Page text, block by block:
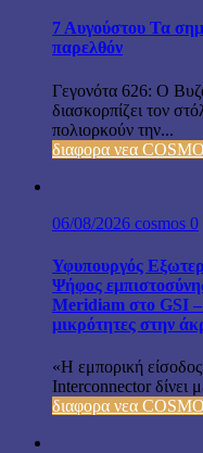
7 Αυγούστου Τα
παρελθόν
Γεγονότα 626: Ο
διασκορπίζει τον
πολιορκούν την...
διαφορα νεα
06/08/2026 cosmos 0
Υφυπουργός
Ψήφος
Meridiam στο GSI –
μικρότητες στην
«Η εμπορική
Interconnector δίνει
διαφορα νεα